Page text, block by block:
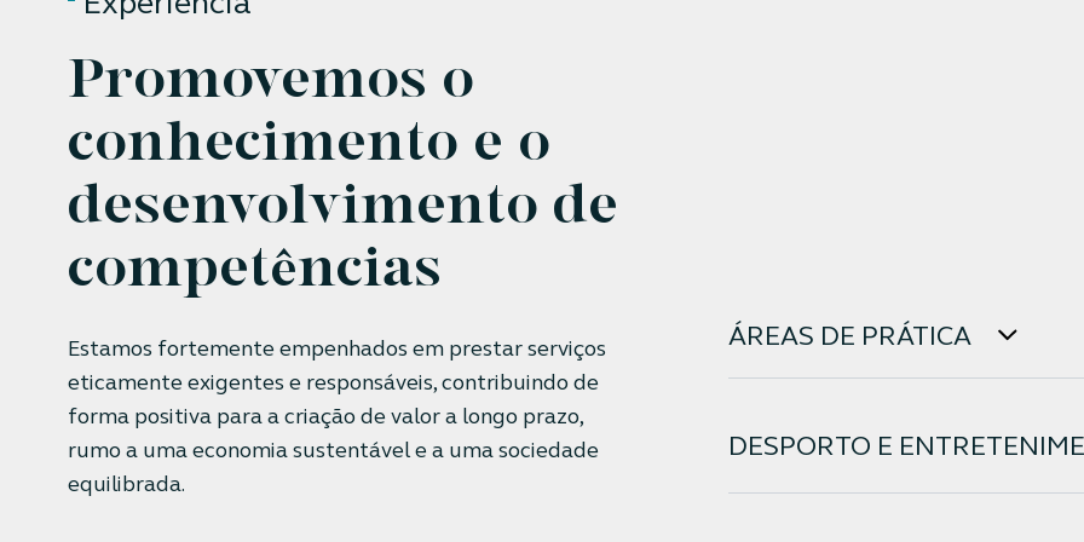
Promovemos o
conhecimento e o
desenvolvimento de
competências
Estamos fortemente empenhados em prestar serviços
eticamente exigentes e responsáveis, contribuindo de
forma positiva para a criação de valor a longo prazo,
rumo a uma economia sustentável e a uma sociedade
equilibrada.
ÁREAS DE PRÁTICA
DESPORTO E